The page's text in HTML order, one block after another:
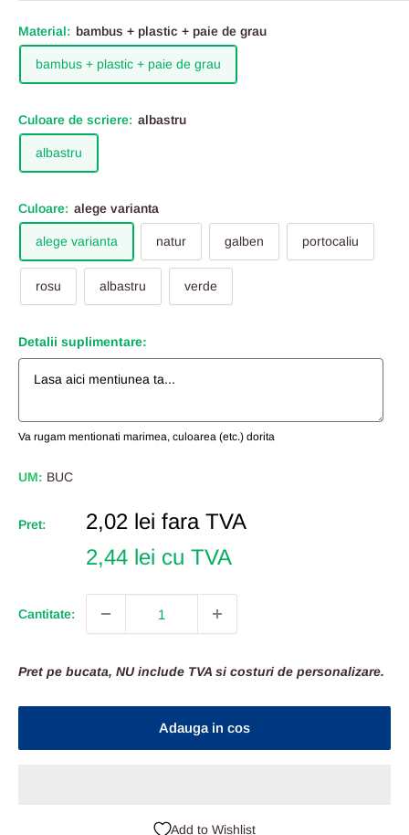
Material: bambus + plastic + paie de grau
bambus + plastic + paie de grau
Culoare de scriere: albastru
albastru
Culoare: alege varianta
alege varianta natur galben portocaliu
rosu albastru verde
Detalii suplimentare:
Va rugam mentionati marimea, culoarea (etc.) dorita
UM: BUC
Pret:
Pret
Redus
2,02 lei fara TVA
2,44 lei cu TVA
Cantitate:
Pret pe bucata, NU include TVA si costuri de personalizare.
Adauga in cos
Add to Wishlist